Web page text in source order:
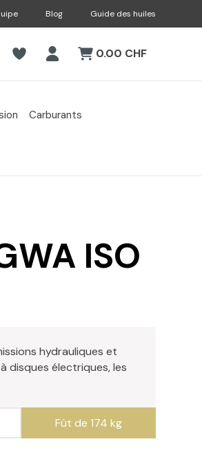
Blog Guide des huiles
0.00 CHF
Carburants
ISO
hydrauliques et
disques électriques, les
Fût de 174 kg